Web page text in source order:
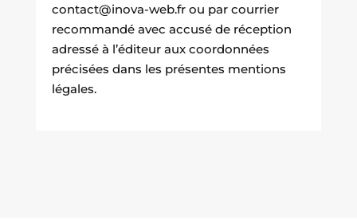
contact@inova-web.fr ou par courrier
recommandé avec accusé de réception
adressé à l’éditeur aux coordonnées
précisées dans les présentes mentions
légales.